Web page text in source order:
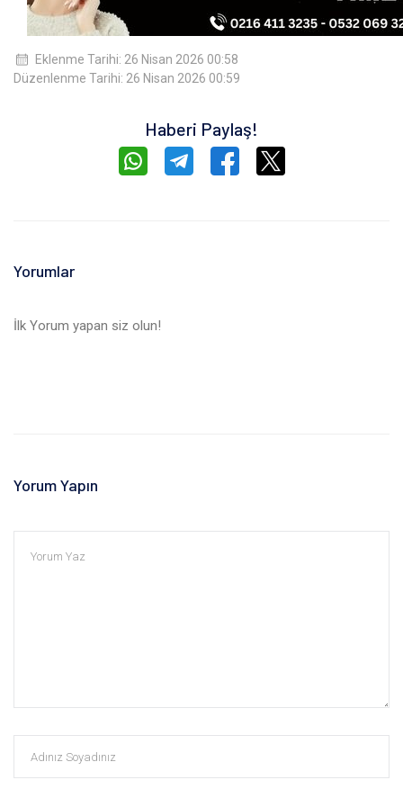
Eklenme Tarihi: 26 Nisan 2026 00:58
Düzenlenme Tarihi: 26 Nisan 2026 00:59
Haberi Paylaş!
Yorumlar
İlk Yorum yapan siz olun!
Yorum Yapın